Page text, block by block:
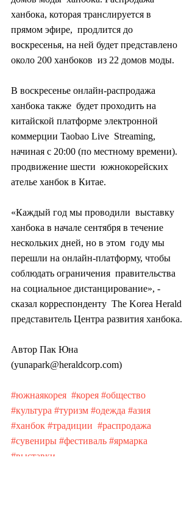
ханбока, которая транслируется в
прямом эфире,  продлится до
воскресенья, на ней будет представлено
около 200 ханбоков  из 22 домов моды.
В воскресенье онлайн-распродажа
ханбока также  будет проходить на
китайской платформе электронной
коммерции Taobao Live  Streaming,
начиная с 20:00 (по местному времени).
продвижение шести  южнокорейских
ателье ханбок в Китае.
«Каждый год мы проводили  выставку
ханбока в начале сентября в течение
нескольких дней, но в этом  году мы
перешли на онлайн-платформу, чтобы
соблюдать ограничения  правительства
на социальное дистанцирование», -
сказал корреспонденту  The Korea Herald
представитель Центра развития ханбока.
Автор Пак Юна
(yunapark@heraldcorp.com)
#южнаякорея #корея #общество
#культура #туризм #одежда #азия
#ханбок #традиции #распродажа
#сувениры #фестиваль #ярмарка
#выставки